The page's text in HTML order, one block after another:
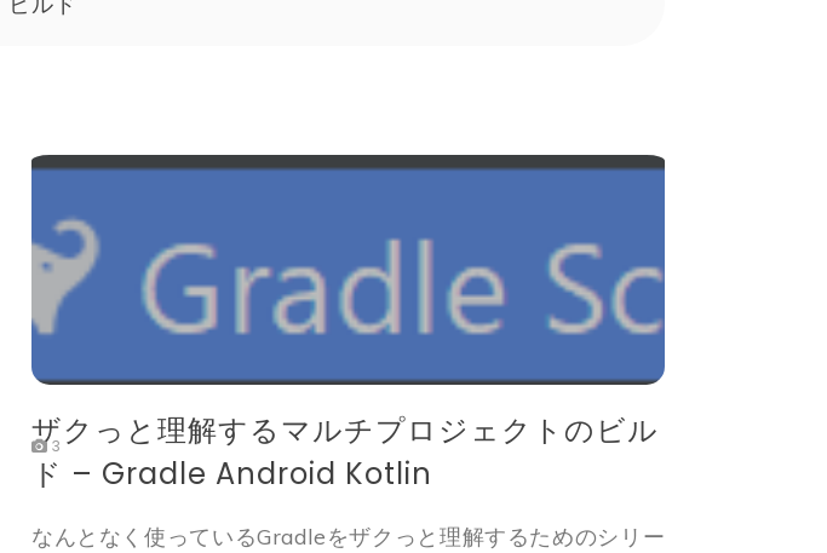
3
ザクっと理解するマルチプロジェクトのビル
ド – Gradle Android Kotlin
なんとなく使っているGradleをザクっと理解するためのシリー